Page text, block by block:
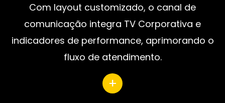
Com layout customizado, o canal de
comunicação integra TV Corporativa e
indicadores de performance, aprimorando o
fluxo de atendimento.
+